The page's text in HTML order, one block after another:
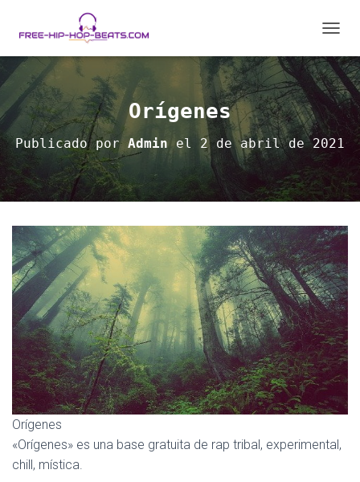
A
M
B
I
A
M
D
E
N
A
V
E
G
A
C
I
Ó
N
Orígenes
Publicado por Adminel 2 de abril de 2021
Orígenes
«Orígenes» es una base gratuita de rap tribal, experimental,
chill, mística.